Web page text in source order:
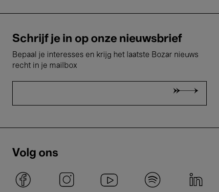
Schrijf je in op onze nieuwsbrief
Bepaal je interesses en krijg het laatste Bozar nieuws
recht in je mailbox
Volg ons